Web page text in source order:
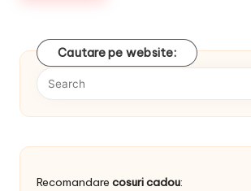
Cautare pe website:
Recomandare cosuri cadou: